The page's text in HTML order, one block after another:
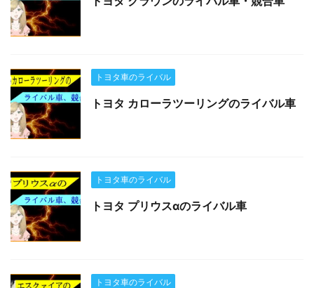
トヨタ車のライバル
トヨタ カローラツーリングのライバル車
トヨタ車のライバル
トヨタ プリウスαのライバル車
トヨタ車のライバル